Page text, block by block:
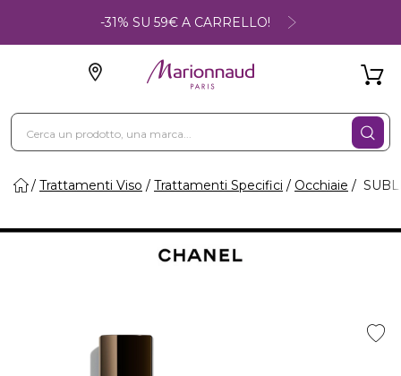
-31% SU 59€ A CARRELLO!
Trattamenti Viso Trattamenti Specifici Occhiaie